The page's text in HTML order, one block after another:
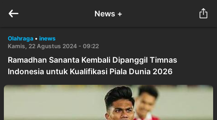
News +
Olahraga • inews
Kamis, 22 Agustus 2024 - 09:22
Ramadhan Sananta Kembali Dipanggil Timnas
Indonesia untuk Kualifikasi Piala Dunia 2026